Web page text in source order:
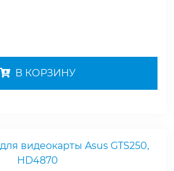
В КОРЗИНУ